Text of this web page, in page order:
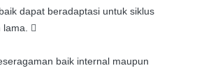
dapat beradaptasi untuk siklus

baik internal maupun